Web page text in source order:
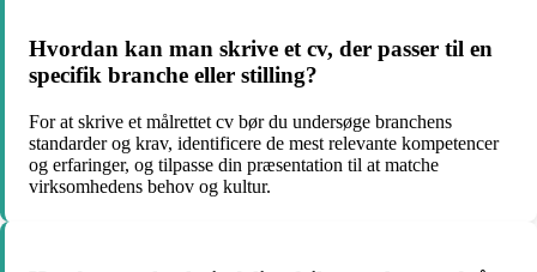
Hvordan kan man skrive et cv, der passer til en
specifik branche eller stilling?
For at skrive et målrettet cv bør du undersøge branchens
standarder og krav, identificere de mest relevante kompetencer
og erfaringer, og tilpasse din præsentation til at matche
virksomhedens behov og kultur.